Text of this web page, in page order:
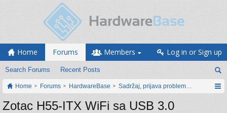
Home Forums
Search Forums Recent Posts
Members Log in or Sign up
Home Forums HardwareBase Sadržaj, prijava problema i prijedlozi
Zotac H55-ITX WiFi sa USB 3.0